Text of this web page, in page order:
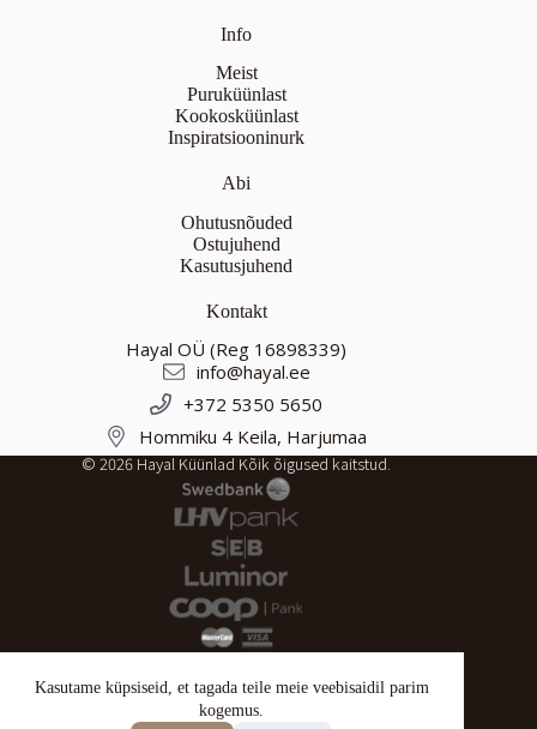
Kasutame küpsiseid, et tagada teile meie veebisaidil parim
kogemus.
Info
Meist
Puruküünlast
Kookosküünlast
Inspiratsiooninurk
Abi
Ohutusnõuded
Ostujuhend
Kasutusjuhend
Kontakt
Hayal OÜ (Reg 16898339)
info@hayal.ee
+372 5350 5650
Hommiku 4 Keila, Harjumaa
© 2026 Hayal Küünlad Kõik õigused kaitstud.
Tagastustingimused